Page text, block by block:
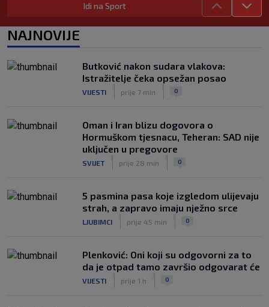
VIDEO / Martin dominantan u sprintu,
Marquez neprepoznatljiv!
VIDEO / Inter bez Sučića u sastavu
poveo protiv Juventusa
SK prije 6 h
Idi na Sport
NAJNOVIJE
Butković nakon sudara vlakova:
Istražitelje čeka opsežan posao
VIJESTI prije 7 min 0
Oman i Iran blizu dogovora o
Hormuškom tjesnacu, Teheran: SAD nije
uključen u pregovore
SVIJET prije 28 min 0
5 pasmina pasa koje izgledom ulijevaju
strah, a zapravo imaju nježno srce
LJUBIMCI prije 45 min 0
Plenković: Oni koji su odgovorni za to
da je otpad tamo završio odgovarat će
VIJESTI prije 1 h 0